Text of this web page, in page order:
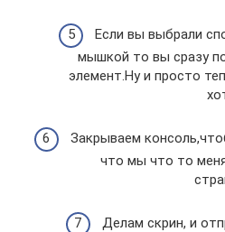
Если вы выбрали
мышкой то вы сразу
элемент.Ну и просто
Закрываем
что мы что то
Делам скрин, и